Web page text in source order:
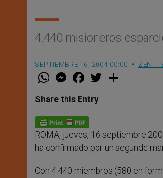
4.440 misioneros
SEPTIEMBRE 16, 2004 00:00 ZENIT
W
t
s
p
p
M
e
s
e
g
e
r
F
a
e
b
o
k
w
Share this Entry
ROMA, jueves, 16 septiembre
ha confirmado por un segundo
Con 4.440 miembros (580 en